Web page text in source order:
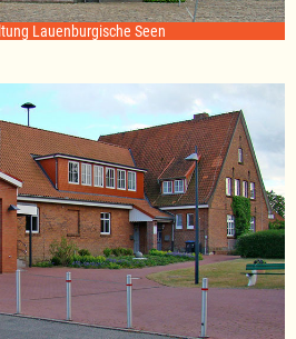
Lauenburgische Seen